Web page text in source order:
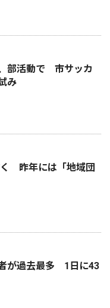
部活動で 市サッカ
み
昨年には「地域団
が過去最多 1日に43